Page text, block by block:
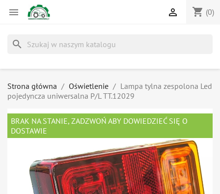
 shopping_cart (0)

search
Strona główna Oświetlenie
Lampa tylna zespolona Led
pojedyncza uniwersalna P/L TT.12029
BRAK NA STANIE, ZADZWOŃ ABY DOWIEDZIEĆ SIĘ O
DOSTAWIE